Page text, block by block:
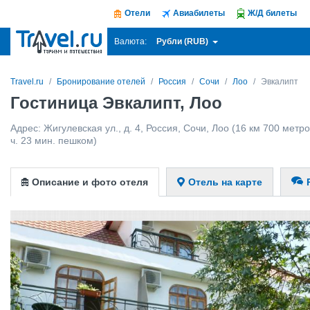
Отели Авиабилеты Ж/Д билеты
Валюта: Рубли (RUB)
Travel.ru Бронирование отелей Россия Сочи Лоо Эвкалипт
Гостиница Эвкалипт, Лоо
Адрес: Жигулевская ул., д. 4 Россия Сочи Лоо (16 км 700
ч. 23 мин. пешком)
Описание и фото отеля Отель на карте